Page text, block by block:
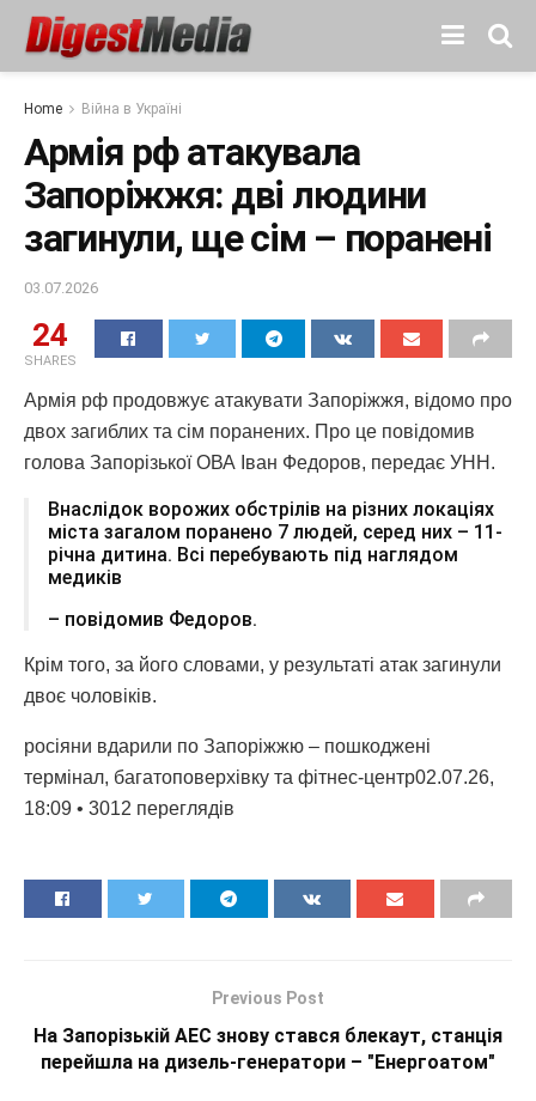
Home Війна в Україні
Армія рф атакувала
Запоріжжя: дві людини
загинули, ще сім – поранені
03.07.2026
24
SHARES
Армія рф продовжує атакувати Запоріжжя, відомо про
двох загиблих та сім поранених. Про це повідомив
голова Запорізької ОВА Іван Федоров, передає УНН.
Внаслідок ворожих обстрілів на різних локаціях
міста загалом поранено 7 людей, серед них – 11-
річна дитина. Всі перебувають під наглядом
медиків
– повідомив Федоров.
Крім того, за його словами, у результаті атак загинули
двоє чоловіків.
росіяни вдарили по Запоріжжю – пошкоджені
термінал, багатоповерхівку та фітнес-центр02.07.26,
18:09 • 3012 переглядiв
Previous Post
На Запорізькій АЕС знову стався блекаут, станція
перейшла на дизель-генератори – "Енергоатом"